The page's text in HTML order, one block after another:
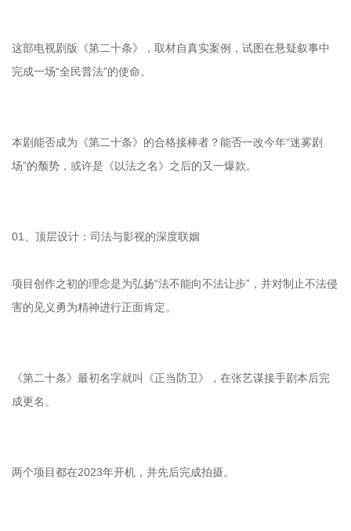
这部电视剧版《第二十条》，取材自真实案例，试图在悬疑叙事中
完成一场“全民普法”的使命。
本剧能否成为《第二十条》的合格接棒者？能否一改今年“迷雾剧
场”的颓势，或许是《以法之名》之后的又一爆款。
01、顶层设计：司法与影视的深度联姻
项目创作之初的理念是为弘扬“法不能向不法让步”，并对制止不法侵
害的见义勇为精神进行正面肯定。
《第二十条》最初名字就叫《正当防卫》，在张艺谋接手剧本后完
成更名。
两个项目都在2023年开机，并先后完成拍摄。